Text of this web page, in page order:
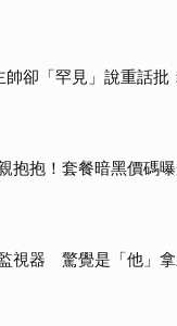
卻「罕見」說重話批
抱抱！套餐暗黑價碼
視器 驚覺是「他」